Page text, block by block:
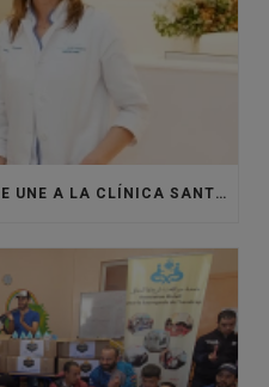
LA DRA. LASAGABASTER SE UNE A LA CLÍNICA SANTISTEBAN PARA REFORZAR EL ÁREA DE ORTODONCIA